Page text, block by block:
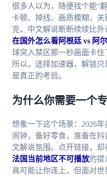
很多人以为，随便找个能“
卡顿、掉线、画质模糊，
克，中文解说断断续续比
在国外怎么看阿根廷 vs 阿
球突入禁区那一秒画面卡住
所以，选择加速器，解锁
是真正的考验。
为什么你需要一个
想象一下这个场景：2026
闹钟，备好零食，准备在
文解说氛围。点开链接，却
法国当前地区不可播放的提
具可能让你连上，但面对